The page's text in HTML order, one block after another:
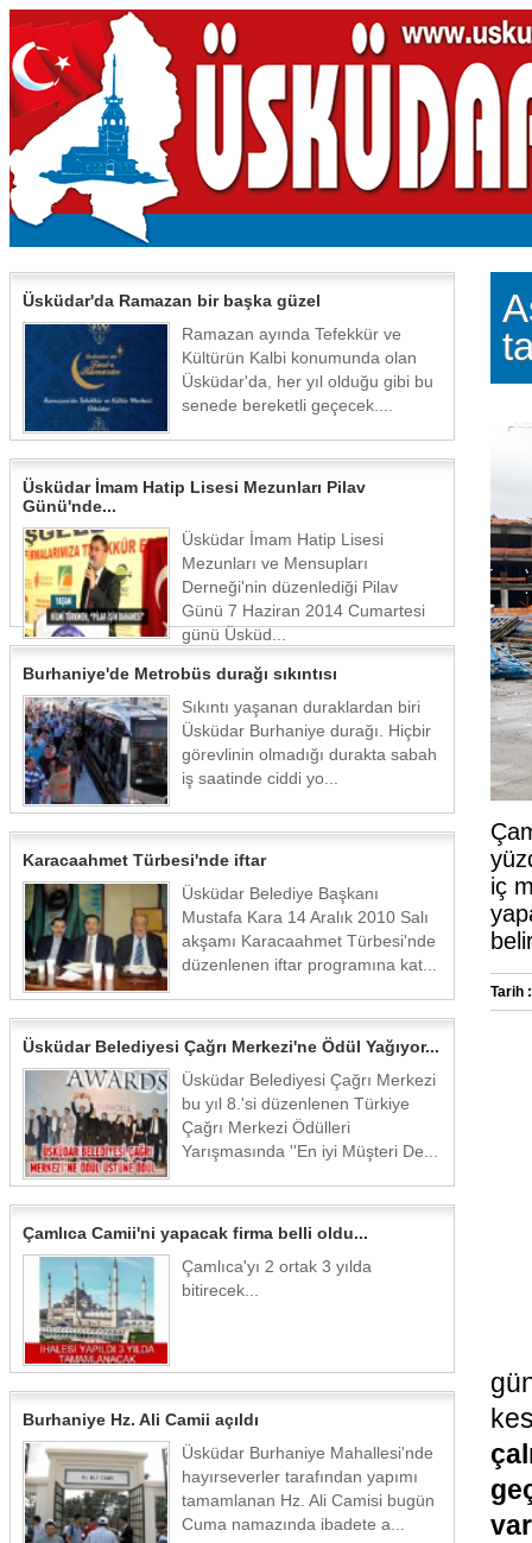
Üsküdar'da Ramazan bir başka güzel
Ramazan ayında Tefekkür ve
Kültürün Kalbi konumunda olan
Üsküdar'da, her yıl olduğu gibi bu
senede bereketli geçecek....
Üsküdar İmam Hatip Lisesi Mezunları Pilav
Günü'nde...
Üsküdar İmam Hatip Lisesi
Mezunları ve Mensupları
Derneği'nin düzenlediği Pilav
Günü 7 Haziran 2014 Cumartesi
günü Üsküd...
Burhaniye'de Metrobüs durağı sıkıntısı
Sıkıntı yaşanan duraklardan biri
Üsküdar Burhaniye durağı. Hiçbir
görevlinin olmadığı durakta sabah
iş saatinde ciddi yo...
Karacaahmet Türbesi'nde iftar
Üsküdar Belediye Başkanı
Mustafa Kara 14 Aralık 2010 Salı
akşamı Karacaahmet Türbesi'nde
düzenlenen iftar programına kat...
Üsküdar Belediyesi Çağrı Merkezi'ne Ödül Yağıyor...
Üsküdar Belediyesi Çağrı Merkezi
bu yıl 8.'si düzenlenen Türkiye
Çağrı Merkezi Ödülleri
Yarışmasında ''En iyi Müşteri De...
Çamlıca Camii'ni yapacak firma belli oldu...
Çamlıca'yı 2 ortak 3 yılda
bitirecek...
Burhaniye Hz. Ali Camii açıldı
Üsküdar Burhaniye Mahallesi'nde
hayırseverler tarafından yapımı
tamamlanan Hz. Ali Camisi bugün
Cuma namazında ibadete a...
iç
Tarih :